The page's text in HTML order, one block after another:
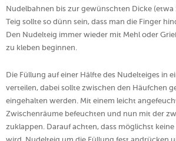
Nudelbahnen bis zur gewünschten Dicke
Teig sollte so dünn sein, dass man die Finger
Den Nudelteig immer wieder mit Mehl oder
zu kleben beginnen.
Die Füllung auf einer Hälfte des Nudelteiges in
verteilen, dabei sollte zwischen den Häufchen
eingehalten werden. Mit einem leicht
Zwischenräume befeuchten und nun mit der
zuklappen. Darauf achten, dass möglichst